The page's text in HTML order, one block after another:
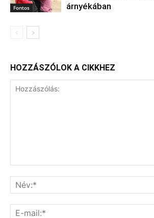
Fontos
árnyékában
HOZZÁSZÓLOK A CIKKHEZ